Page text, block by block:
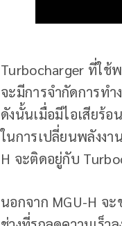
Turbocharger ที่ใช้
จะมีการจำกัดการทำ
ดังนั้นเมื่อมีไอเสียร้
ในการเปลี่ยนพลังง
H จะติดอยู่กับ
นอกจาก MGU-H จ